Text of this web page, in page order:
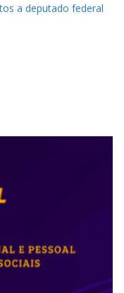
a deputado federal